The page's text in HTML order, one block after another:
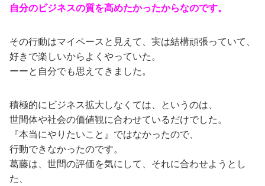
自分のビジネスの質を高めたかったからなのです。
その行動はマイペースと見えて、実は結構頑張っていて、
好きで楽しいからよくやっていた。
ーーと自分でも思えてきました。
積極的にビジネス拡大しなくては、というのは、
世間体や社会の価値観に合わせているだけでした。
『本当にやりたいこと』ではなかったので、
行動できなかったのです。
葛藤は、世間の評価を気にして、それに合わせようとし
た、